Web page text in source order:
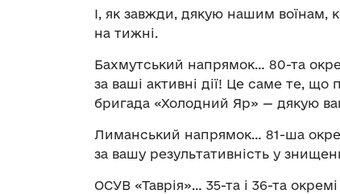
І, як завжди, дякую нашим воїнам,
на тижні.
Бахмутський напрямок… 80-та
за ваші активні дії! Це саме те, що
бригада «Холодний Яр» — дякую
Лиманський напрямок… 81-ша
за вашу результативність у
ОСУВ «Таврія»… 35-та і 36-та